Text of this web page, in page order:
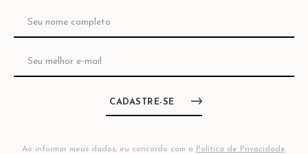
CADASTRE-SE
Ao informar meus dados, eu concordo com a Política de Privacidade.